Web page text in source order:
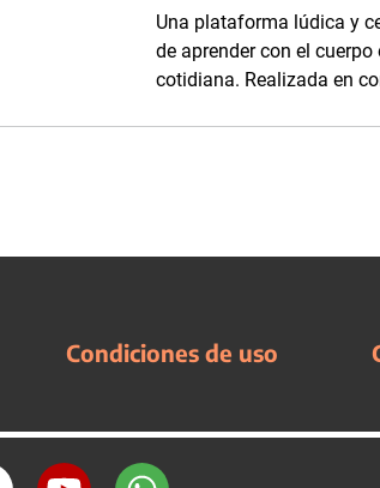
Una plataforma lúdica y
de aprender con el
cotidiana. Realizada en
Condiciones de uso